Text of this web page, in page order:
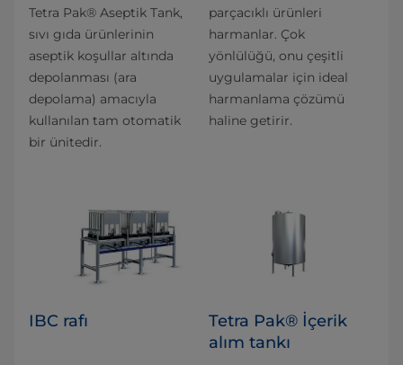
Tetra Pak® Aseptik Tank,
sıvı gıda ürünlerinin
aseptik koşullar altında
depolanması (ara
depolama) amacıyla
kullanılan tam otomatik
bir ünitedir.
parçacıklı ürünleri
harmanlar. Çok
yönlülüğü, onu çeşitli
uygulamalar için ideal
harmanlama çözümü
haline getirir.
IBC rafı
Tetra Pak® İçerik
alım tankı